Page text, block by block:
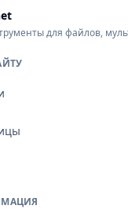
для файлов,